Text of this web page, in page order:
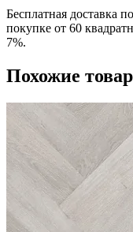
Бесплатная доставка
покупке от 60
7%.
Похожие